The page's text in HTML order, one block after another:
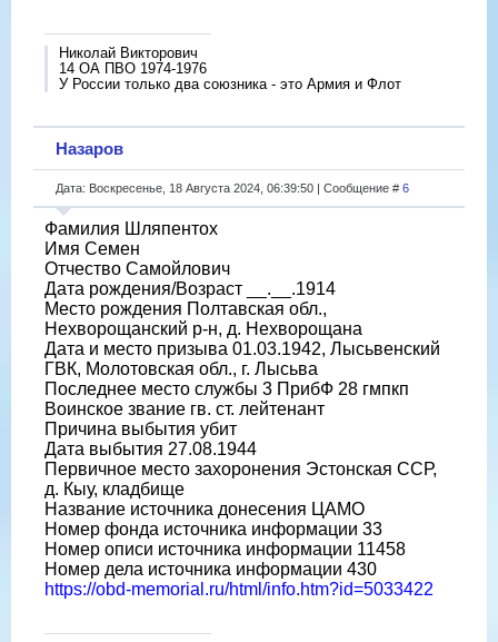
Николай Викторович
14 ОА ПВО 1974-1976
У России только два союзника - это Армия и Флот
Назаров
Дата: Воскресенье, 18 Августа 2024, 06:39:50 | Сообщение # 6
Фамилия Шляпентох
Имя Семен
Отчество Самойлович
Дата рождения/Возраст __.__.1914
Место рождения Полтавская обл.,
Нехворощанский р-н, д. Нехворощана
Дата и место призыва 01.03.1942, Лысьвенский
ГВК, Молотовская обл., г. Лысьва
Последнее место службы 3 ПрибФ 28 гмпкп
Воинское звание гв. ст. лейтенант
Причина выбытия убит
Дата выбытия 27.08.1944
Первичное место захоронения Эстонская ССР,
д. Кыу, кладбище
Название источника донесения ЦАМО
Номер фонда источника информации 33
Номер описи источника информации 11458
Номер дела источника информации 430
https://obd-memorial.ru/html/info.htm?id=5033422